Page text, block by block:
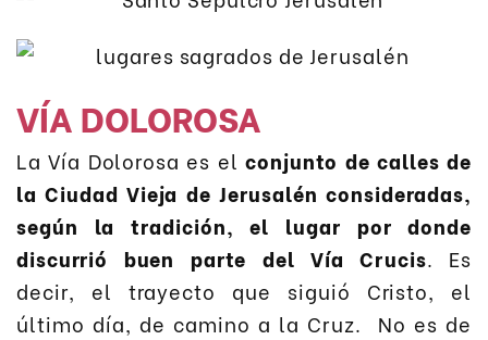
VÍA DOLOROSA
La Vía Dolorosa es elconjunto de calles de
la Ciudad Vieja de Jerusalén consideradas,
según la tradición, el lugar por donde
discurrió buen parte del Vía Crucis. Es
decir, el trayecto que siguió Cristo, el
último día, de camino a la Cruz. No es de